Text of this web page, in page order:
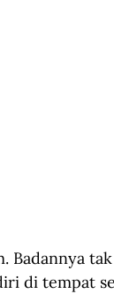
Badannya
di tempat